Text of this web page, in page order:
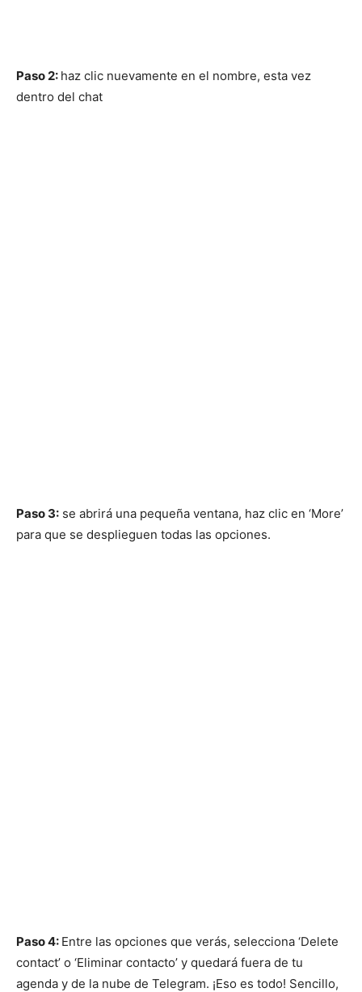
Paso 2: haz clic nuevamente en el nombre, esta vez
dentro del chat
Paso 3: se abrirá una pequeña ventana, haz clic en ‘More’
para que se desplieguen todas las opciones.
Paso 4: Entre las opciones que verás, selecciona ‘Delete
contact’ o ‘Eliminar contacto’ y quedará fuera de tu
agenda y de la nube de Telegram. ¡Eso es todo! Sencillo,